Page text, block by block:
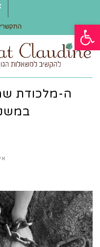
פתח סרגל נגישות
התקשרי: 054-660-
ה-מלכודת